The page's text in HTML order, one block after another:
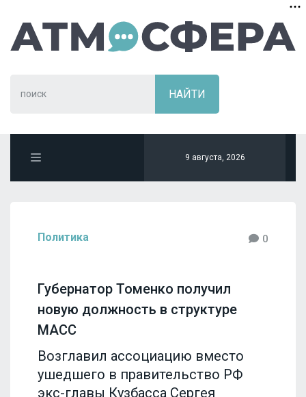
9 августа, 2026
Политика 0
Губернатор Томенко получил
новую должность в структуре
МАСС
Возглавил ассоциацию вместо
ушедшего в правительство РФ
экс-главы Кузбасса Сергея